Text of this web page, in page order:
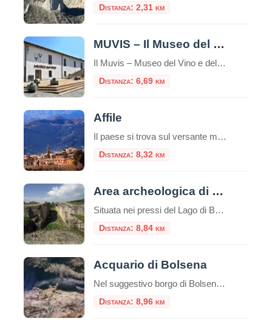
Distanza: 2,31 km
MUVIS – Il Museo del vino
Il Muvis – Museo del Vino e delle Scienze Agroalimentari è un’istituzione dedicata alla promozione e alla valorizzazione del vino e delle scienze agroalimentari. Situato a Castiglione in Teverina, vicino a Viterbo, il Muvis è il più grande museo del vino d’Italia con 2000 m² di spazi espositivi,, offrendo un’ampia gamma di esperienze educative e sensoriali per […]
Distanza: 6,69 km
Affile
Il paese si trova sul versante meridionale dei monti Affiliani, in posizione dominante rispetto alla valle dove scorre l’Aniene. Mentre la parte storica del paese si trova a 684 metri, le nuove costruzioni si stanno sviluppando più in basso, lungo le dorsali del monte. Storia Un tratto di muro in opera poligonale sembra attestare la […]
Distanza: 8,32 km
Area archeologica di Volsinii
Situata nei pressi del Lago di Bolsena, l’area archeologica di Volsinii rappresenta una delle più affascinanti testimonianze della civiltà etrusca e del successivo periodo romano. L’antica città di Volsinii, nota anche come Volsinii Veteres, fu un importante centro etrusco e un fulcro culturale e politico dell’Etruria, prima di essere conquistata e rifondata dai Romani nel […]
Distanza: 8,84 km
Acquario di Bolsena
Nel suggestivo borgo di Bolsena, sulle sponde dell’omonimo lago vulcanico, si nasconde una delle attrazioni più affascinanti e uniche della Tuscia: l’Acquario di Bolsena. Questa moderna struttura museale, inaugurata nel maggio 2011, offre ai visitatori un’esperienza immersiva nel mondo delle acque interne del territorio laziale, in una cornice storica di eccezionale bellezza. Una Location Unica: […]
Distanza: 8,96 km